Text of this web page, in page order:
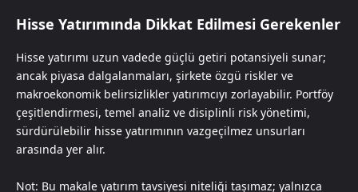
Hisse Yatırımında Dikkat Edilmesi Gerekenler
Hisse yatırımı uzun vadede güçlü getiri potansiyeli sunar;
ancak piyasa dalgalanmaları, şirkete özgü riskler ve
makroekonomik belirsizlikler yatırımcıyı zorlayabilir. Portföy
çeşitlendirmesi, temel analiz ve disiplinli risk yönetimi,
sürdürülebilir hisse yatırımının vazgeçilmez unsurları
arasında yer alır.
Not: Bu makale yatırım tavsiyesi niteliği taşımaz; yalnızca